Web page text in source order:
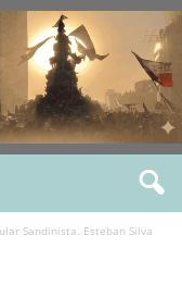
Sandinista. Esteban Silva